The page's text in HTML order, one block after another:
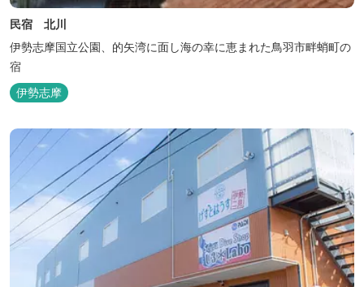
民宿 北川
伊勢志摩国立公園、的矢湾に面し海の幸に恵まれた鳥羽市畔蛸町の
宿
伊勢志摩